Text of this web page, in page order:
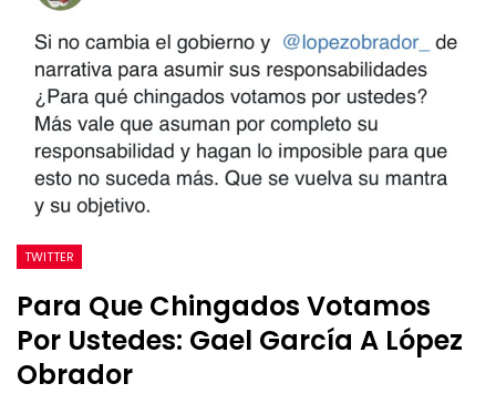
TWITTER
Para Que Chingados Votamos
Por Ustedes: Gael García A López
Obrador